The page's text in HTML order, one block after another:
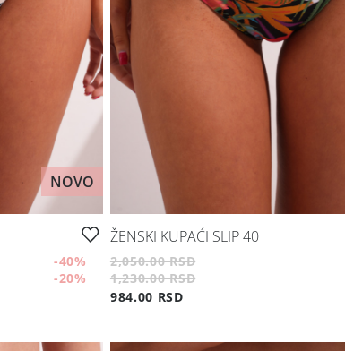
NOVO
-40%
-20%
ŽENSKI KUPAĆI SLIP 40
2,050.00 RSD
1,230.00 RSD
984.00 RSD